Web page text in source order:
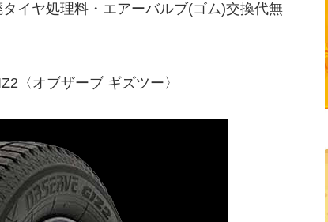
イヤ処理料・エアーバルブ(ゴム)交換代無
〈オブザーブ ギズツー〉